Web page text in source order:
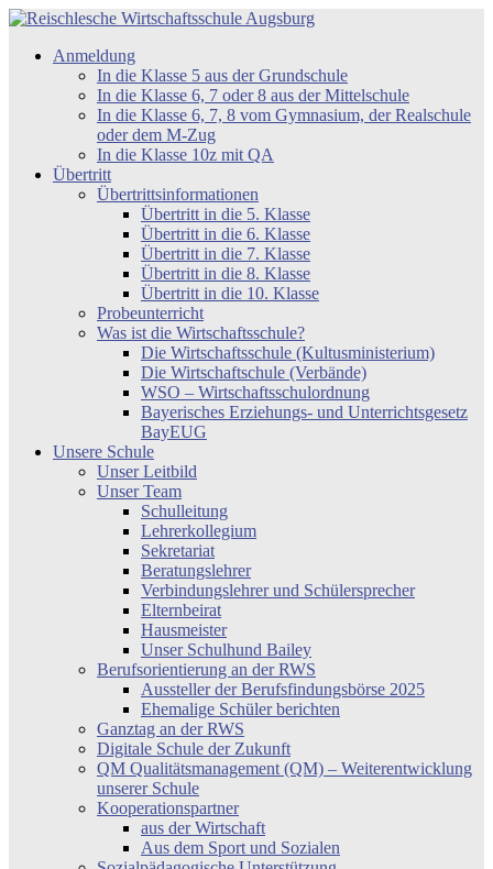
Zum
springen
Reischlesche
Wirtschaftsschule
Anmeldung
In die Klasse 5 aus der Grundschule
In die Klasse 6, 7 oder 8 aus der Mittelschule
In die Klasse 6, 7, 8 vom Gymnasium, der Realschule
oder dem M-Zug
In die Klasse 10z mit QA
Übertritt
Übertrittsinformationen
Übertritt in die 5. Klasse
Übertritt in die 6. Klasse
Übertritt in die 7. Klasse
Übertritt in die 8. Klasse
Übertritt in die 10. Klasse
Probeunterricht
Was ist die Wirtschaftsschule?
Die Wirtschaftsschule (Kultusministerium)
Die Wirtschaftschule (Verbände)
WSO – Wirtschaftsschulordnung
Bayerisches Erziehungs- und Unterrichtsgesetz
BayEUG
Unsere Schule
Unser Leitbild
Unser Team
Schulleitung
Lehrerkollegium
Sekretariat
Beratungslehrer
Verbindungslehrer und Schülersprecher
Elternbeirat
Hausmeister
Unser Schulhund Bailey
Berufsorientierung an der RWS
Aussteller der Berufsfindungsbörse 2025
Ehemalige Schüler berichten
Ganztag an der RWS
Digitale Schule der Zukunft
QM Qualitätsmanagement (QM) – Weiterentwicklung
unserer Schule
Kooperationspartner
aus der Wirtschaft
Aus dem Sport und Sozialen